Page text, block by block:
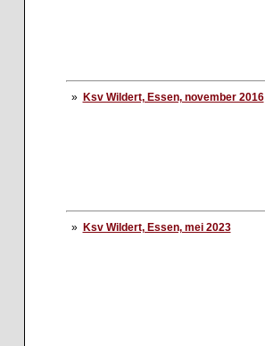
» Ksv Wildert, Essen, november 2016
» Ksv Wildert, Essen, mei 2023